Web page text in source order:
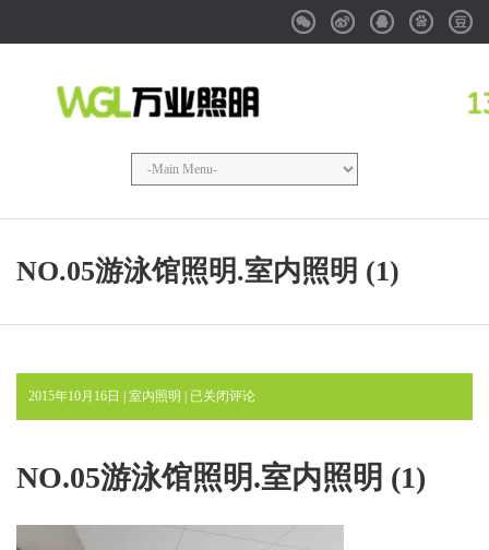
WeixinWeibo QQ Baidu
NO.05游泳馆照明.室内照明 (1)
2015年10月16日 | 室内照明
NO.05
游
馆
照
已关闭评论
NO.05游泳馆照明.室内照明 (1)